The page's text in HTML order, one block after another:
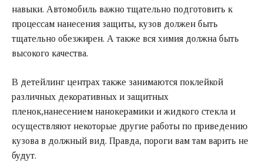
навыки. Автомобиль важно тщательно подготовить к
процессам нанесения защиты, кузов должен быть
тщательно обезжирен. А также вся химия должна быть
высокого качества.
В детейлинг центрах также занимаются поклейкой
различных декоративных и защитных
пленок,нанесением нанокерамики и жидкого стекла и
осуществляют некоторые другие работы по приведению
кузова в должный вид. Правда, пороги вам там варить не
будут.